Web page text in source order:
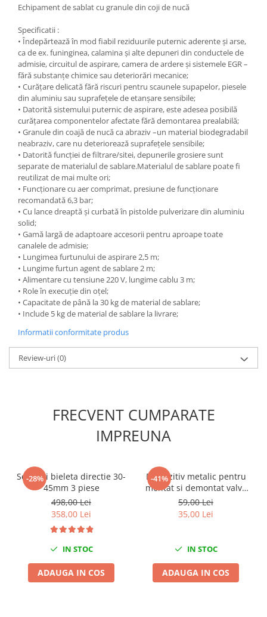
Nissan
Peugeot
Renault
Rover
Saab
Seat
Skoda
Suzuki
Universale
Volkswagen
Volvo
Scule pentru tinichigerie
Scule Pneumatice
Accesorii Pneumatice
Alte scule pneumatice
Chei cu clichet
Compresoare
Filtre Pneumatice
Furtune Aer Comprimat
Pistoale de vopsit
Pistoale Pneumatice
Polizoare biax
Scule speciale
Motor
Rulmenti,Bucsi si Extractoare
Sistem directie
Sistem franare
Sistem Vibro-Power
Sisteme de ridicare si sustinere
Capre Auto
Cricuri Hidraulice
Echipament de sablat cu granule din coji de nucă
Specificatii :
• Îndepărtează în mod fiabil reziduurile puternic aderente și arse,
ca de ex. funinginea, calamina și alte depuneri din conductele de
admisie, circuitul de aspirare, camera de ardere și sistemele EGR –
fără substanțe chimice sau deteriorări mecanice;
• Curățare delicată fără riscuri pentru scaunele supapelor, piesele
din aluminiu sau suprafețele de etanșare sensibile;
• Datorită sistemului puternic de aspirare, este adesea posibilă
curățarea componentelor afectate fără demontarea prealabilă;
• Granule din coajă de nucă ca abraziv –un material biodegradabil
neabraziv, care nu deteriorează suprafețele sensibile;
• Datorită funcției de filtrare/sitei, depunerile grosiere sunt
separate de materialul de sablare.Materialul de sablare poate fi
reutilizat de mai multe ori;
• Funcționare cu aer comprimat, presiune de funcționare
recomandată 6,3 bar;
• Cu lance dreaptă și curbată în pistolde pulverizare din aluminiu
solid;
• Gamă largă de adaptoare accesorii pentru aproape toate
canalele de admisie;
• Lungimea furtunului de aspirare 2,5 m;
• Lungime furtun agent de sablare 2 m;
• Alimentare cu tensiune 220 V, lungime cablu 3 m;
• Role în execuție din oțel;
• Capacitate de până la 30 kg de material de sablare;
• Include 5 kg de material de sablare la livrare;
Informatii conformitate produs
Review-uri(0)
FRECVENT CUMPARATE
IMPREUNA
-28%
Set chei bieleta directie 30-
45mm 3 piese
498,00 Lei
358,00 Lei
IN STOC
ADAUGA IN COS
-41%
Dispozitiv metalic pentru
montat si demontat valve
tubeless 295mm
59,00 Lei
35,00 Lei
IN STOC
ADAUGA IN COS